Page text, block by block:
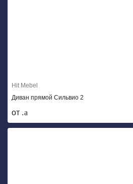
Hit Mebel
Диван прямой Сильвио 2
от .